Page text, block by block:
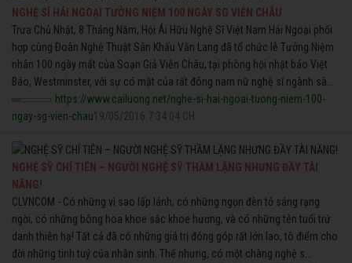
NGHỆ SĨ HẢI NGOẠI TƯỞNG NIỆM 100 NGÀY SG VIỄN CHÂU
Trưa Chủ Nhật, 8 Tháng Năm, Hội Ái Hữu Nghệ Sĩ Việt Nam Hải Ngoại phối
hợp cùng Ðoàn Nghệ Thuật Sân Khấu Văn Lang đã tổ chức lễ Tưởng Niệm
nhân 100 ngày mất của Soạn Giả Viễn Châu, tại phòng hội nhật báo Việt
Báo, Westminster, với sự có mặt của rất đông nam nữ nghệ sĩ ngành sâ...
https://www.cailuong.net/nghe-si-hai-ngoai-tuong-niem-100-
ngay-sg-vien-chau 19/05/2016 7:34:04 CH
NGHỆ SỸ CHÍ TIÊN – NGƯỜI NGHỆ SỸ THẦM LẶNG NHƯNG ĐẦY TÀI
NĂNG!
CLVNCOM - Có những vì sao lấp lánh, có những ngọn đèn tỏ sáng rạng
ngời, có những bông hoa khoe sắc khoe hương, và có những tên tuổi trứ
danh thiên hạ! Tất cả đã có những giá trị đóng góp rất lớn lao, tô điểm cho
đời những tinh tuý của nhân sinh. Thế nhưng, có một chàng nghệ s...